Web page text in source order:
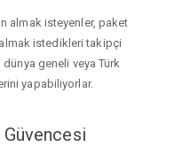
almak isteyenler, paket
almak istedikleri takipçi
dünya geneli veya Türk
yapabiliyorlar.